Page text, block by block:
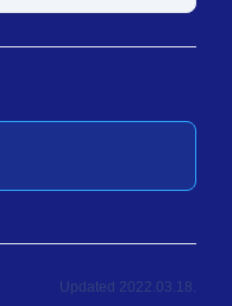
Updated 2022.03.18.